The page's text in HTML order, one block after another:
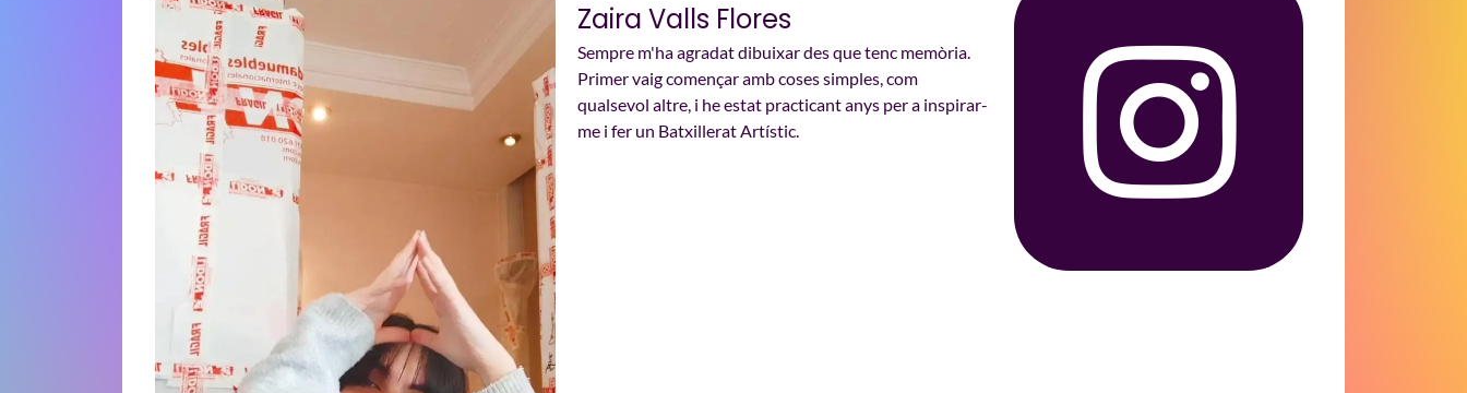
Zaira Valls Flores
Sempre m'ha agradat dibuixar des que tenc memòria.
Primer vaig començar amb coses simples, com
qualsevol altre, i he estat practicant anys per a inspirar-
me i fer un Batxillerat Artístic.